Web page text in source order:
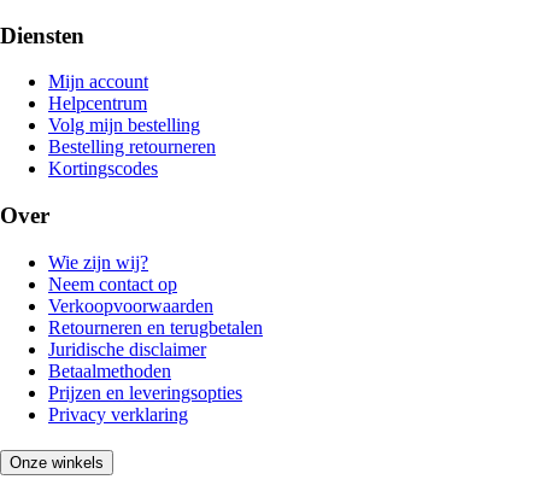
Diensten
Mijn account
Helpcentrum
Volg mijn bestelling
Bestelling retourneren
Kortingscodes
Over
Wie zijn wij?
Neem contact op
Verkoopvoorwaarden
Retourneren en terugbetalen
Juridische disclaimer
Betaalmethoden
Prijzen en leveringsopties
Privacy verklaring
Onze winkels